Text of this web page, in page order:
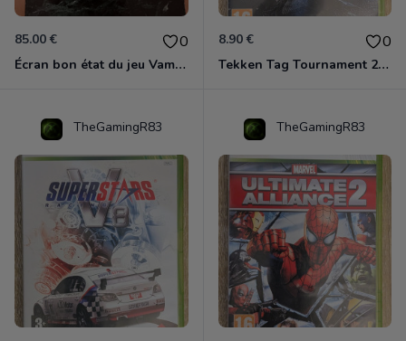
85.00 € 0
Écran bon état du jeu Vampire et livre de règles « la mascarade » état d’usage
8.90 € 0
Tekken Tag Tournament 2 Xbox 360
TheGamingR83 TheGamingR83